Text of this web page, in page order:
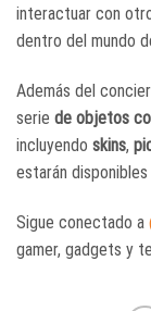
interactuar con
dentro del mundo
Además del
serie de objetos
incluyendo skins,
estarán
Sigue conectado a
gamer, gadgets y